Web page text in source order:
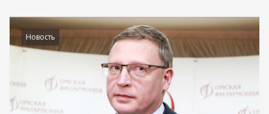
Новость